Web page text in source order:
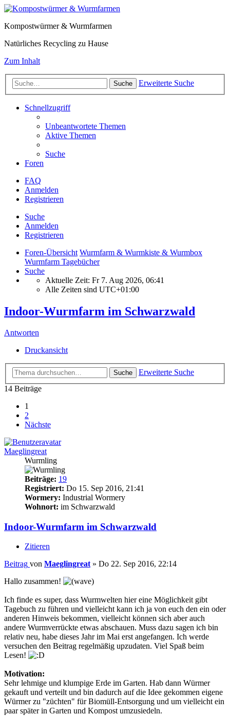
Kompostwürmer & Wurmfarmen
Natürliches Recycling zu Hause
Zum Inhalt
Suche Erweiterte Suche
Schnellzugriff
Unbeantwortete Themen
Aktive Themen
Suche
Foren
FAQ
Anmelden
Registrieren
Suche
Anmelden
Registrieren
Foren-Übersicht Wurmfarm & Wurmkiste & Wurmbox
Wurmfarm Tagebücher
Suche
Aktuelle Zeit: Fr 7. Aug 2026, 06:41
Alle Zeiten sind UTC+01:00
Indoor-Wurmfarm im Schwarzwald
Antworten
Druckansicht
Suche
Erweiterte Suche
14 Beiträge
1
2
Nächste
Maeglingreat
Wurmling
Beiträge: 19
Registriert: Do 15. Sep 2016, 21:41
Wormery: Industrial Wormery
Wohnort: im Schwarzwald
Indoor-Wurmfarm im Schwarzwald
Zitieren
Beitrag von Maeglingreat» Do 22. Sep 2016, 22:14
Hallo zusammen!
Ich finde es super, dass Wurmwelten hier eine Möglichkeit gibt
Tagebuch zu führen und vielleicht kann ich ja von euch den ein oder
anderen Hinweis bekommen, vielleicht können sich aber auch
andere Wurmverrückte etwas abschauen. Muss dazu sagen ich bin
relativ neu, habe dieses Jahr im Mai erst angefangen. Ich werde
versuchen den Beitrag regelmäßig upzudaten. Viel Spaß beim
Lesen!
Motivation:
Sehr lehmige und klumpige Erde im Garten. Hab dann Würmer
gekauft und verteilt und bin dadurch auf die Idee gekommen eigene
Würmer zu "züchten" für Biomüll-Entsorgung und um vielleicht ein
paar später in Garten und Kompost umzusiedeln.